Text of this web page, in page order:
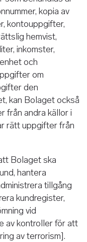
kopia av
kontouppgifter,
hemvist,
inkomster,
och
om
den
kan Bolaget också
från andra källor i
rätt uppgifter från
Bolaget ska
hantera
tillgång
kundregister,
vid
av kontroller för att
av terrorism].